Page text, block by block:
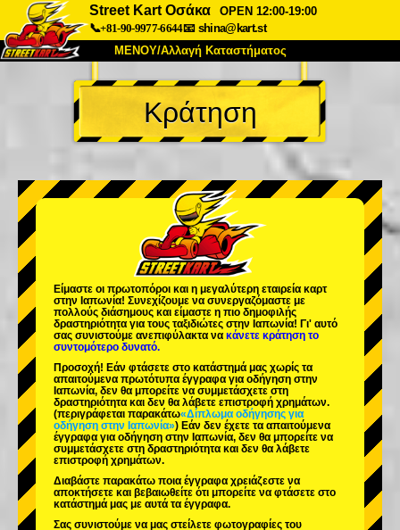
Street Kart Οσάκα
OPEN 12:00-19:00
📞+81-90-9977-6644📧 shina@kart.st
ΜΕΝΟΥ/Αλλαγή Καταστήματος
ΚΥΡΙΩΣ
Σχετικά Προδιαγραφές Τιμές
Συχνές Ερωτήσεις
Εταιρεία Κράτηση
Αλλαγή Καταστήματος
Τόκιο Σινάγαουα #1 Τόκιο Ακίχαμπαρα #1
Τόκιο Ακίχαμπαρα #2
Τόκιο Σιμπούγια Annex Τόκιο Κόλπος
Τόκιο Ασακούσα Οσάκα
Κράτηση
Είμαστε οι πρωτοπόροι και η μεγαλύτερη εταιρεία καρτ
στην Ιαπωνία! Συνεχίζουμε να συνεργαζόμαστε με
πολλούς διάσημους και είμαστε η πιο δημοφιλής
δραστηριότητα για τους ταξιδιώτες στην Ιαπωνία! Γι' αυτό
σας συνιστούμε ανεπιφύλακτα να κάνετε κράτηση το
συντομότερο δυνατό.
Προσοχή! Εάν φτάσετε στο κατάστημά μας χωρίς τα
απαιτούμενα πρωτότυπα έγγραφα για οδήγηση στην
Ιαπωνία, δεν θα μπορείτε να συμμετάσχετε στη
δραστηριότητα και δεν θα λάβετε επιστροφή χρημάτων.
(περιγράφεται παρακάτω«Δίπλωμα οδήγησης για
οδήγηση στην Ιαπωνία») Εάν δεν έχετε τα απαιτούμενα
έγγραφα για οδήγηση στην Ιαπωνία, δεν θα μπορείτε να
συμμετάσχετε στη δραστηριότητα και δεν θα λάβετε
επιστροφή χρημάτων.
Διαβάστε παρακάτω ποια έγγραφα χρειάζεστε να
αποκτήσετε και βεβαιωθείτε ότι μπορείτε να φτάσετε στο
κατάστημά μας με αυτά τα έγγραφα.
Σας συνιστούμε να μας στείλετε φωτογραφίες του